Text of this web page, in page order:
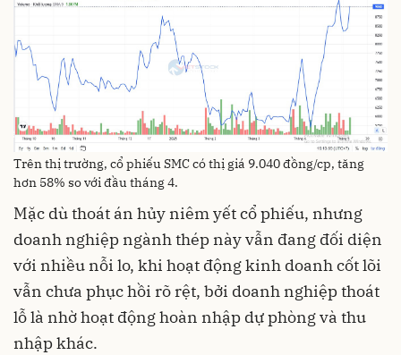
Trên thị trường, cổ phiếu SMC có thị giá 9.040 đồng/cp, tăng
hơn 58% so với đầu tháng 4.
Mặc dù thoát án hủy niêm yết cổ phiếu, nhưng
doanh nghiệp ngành thép này vẫn đang đối diện
với nhiều nỗi lo, khi hoạt động kinh doanh cốt lõi
vẫn chưa phục hồi rõ rệt, bởi doanh nghiệp thoát
lỗ là nhờ hoạt động hoàn nhập dự phòng và thu
nhập khác.